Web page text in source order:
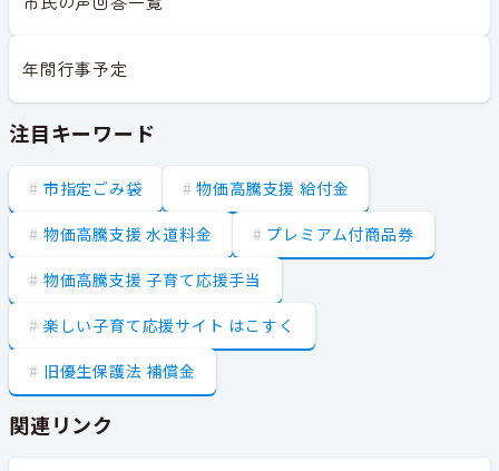
年間行事予定
注目キーワード
市指定ごみ袋 物価高騰支援 給付金
物価高騰支援 水道料金 プレミアム付商品券
物価高騰支援 子育て応援手当
楽しい子育て応援サイト はこすく
旧優生保護法 補償金
関連リンク